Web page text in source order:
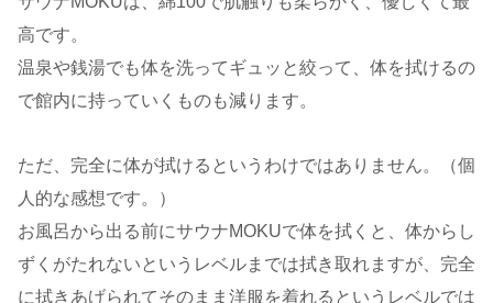
高です。
温泉や銭湯でも体を洗ってギュッと絞って、体を拭けるの
で館内に持っていくものも減ります。
ただ、完全に体が拭けるというわけではありません。（個
人的な感想です。）
お風呂から出る前にサウナMOKUで体を拭くと、体からし
ずくがたれないというレベルまでは拭き取れますが、完全
に拭きあげられてそのまま洋服を着れるというレベルでは